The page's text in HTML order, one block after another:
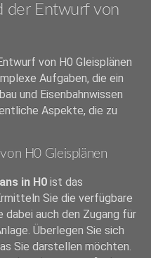
der Entwurf von
von H0 Gleisplänen
Aufgaben, die ein
und Eisenbahnwissen
Aspekte, die zu
H0 Gleisplänen
in H0 ist das
Sie die verfügbare
dabei auch den Zugang für
Überlegen Sie sich
Sie darstellen möchten.